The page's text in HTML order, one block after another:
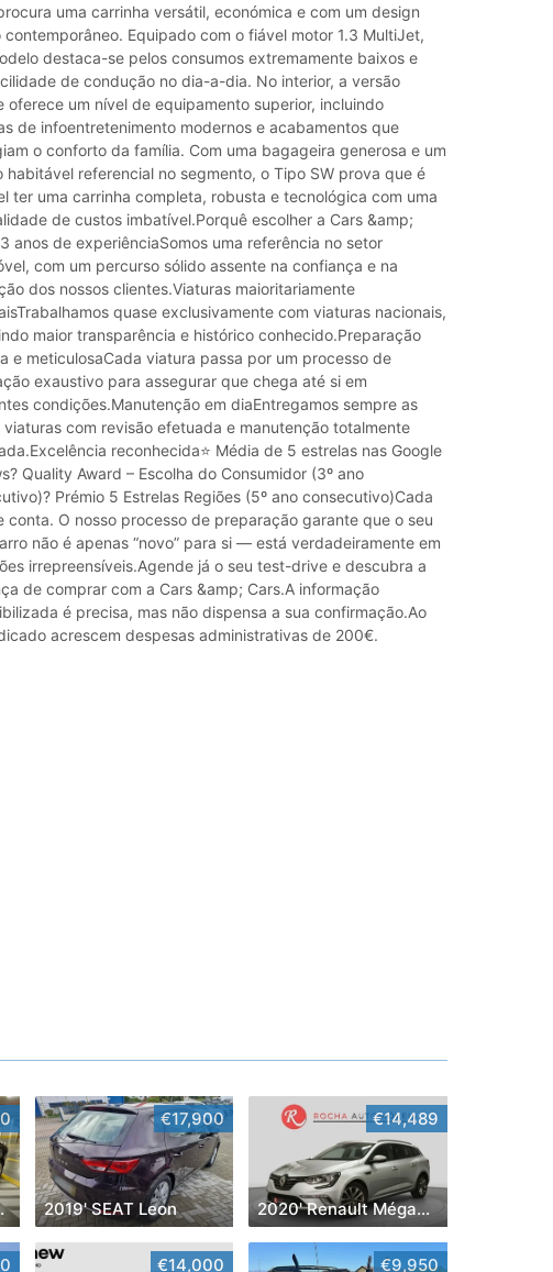
uma carrinha versátil, económica e com um design
contemporâneo. Equipado com o fiável motor 1.3 MultiJet,
destaca-se pelos consumos extremamente baixos e
de condução no dia-a-dia. No interior, a versão
oferece um nível de equipamento superior, incluindo
de infoentretenimento modernos e acabamentos que
o conforto da família. Com uma bagageira generosa e um
habitável referencial no segmento, o Tipo SW prova que é
ter uma carrinha completa, robusta e tecnológica com uma
de custos imbatível.Porquê escolher a Cars &amp;
anos de experiênciaSomos uma referência no setor
com um percurso sólido assente na confiança e na
dos nossos clientes.Viaturas maioritariamente
quase exclusivamente com viaturas nacionais,
maior transparência e histórico conhecido.Preparação
e meticulosaCada viatura passa por um processo de
exaustivo para assegurar que chega até si em
condições.Manutenção em diaEntregamos sempre as
viaturas com revisão efetuada e manutenção totalmente
reconhecida⭐ Média de 5 estrelas nas Google
Quality Award – Escolha do Consumidor (3º ano
Prémio 5 Estrelas Regiões (5º ano consecutivo)Cada
conta. O nosso processo de preparação garante que o seu
não é apenas “novo” para si — está verdadeiramente em
irrepreensíveis.Agende já o seu test-drive e descubra a
de comprar com a Cars &amp; Cars.A informação
é precisa, mas não dispensa a sua confirmação.Ao
acrescem despesas administrativas de 200€.
€17,900
2019' SEAT Leon
€14,489
2020' Renault Mégane Sport Tourer
€14,000 €9,950